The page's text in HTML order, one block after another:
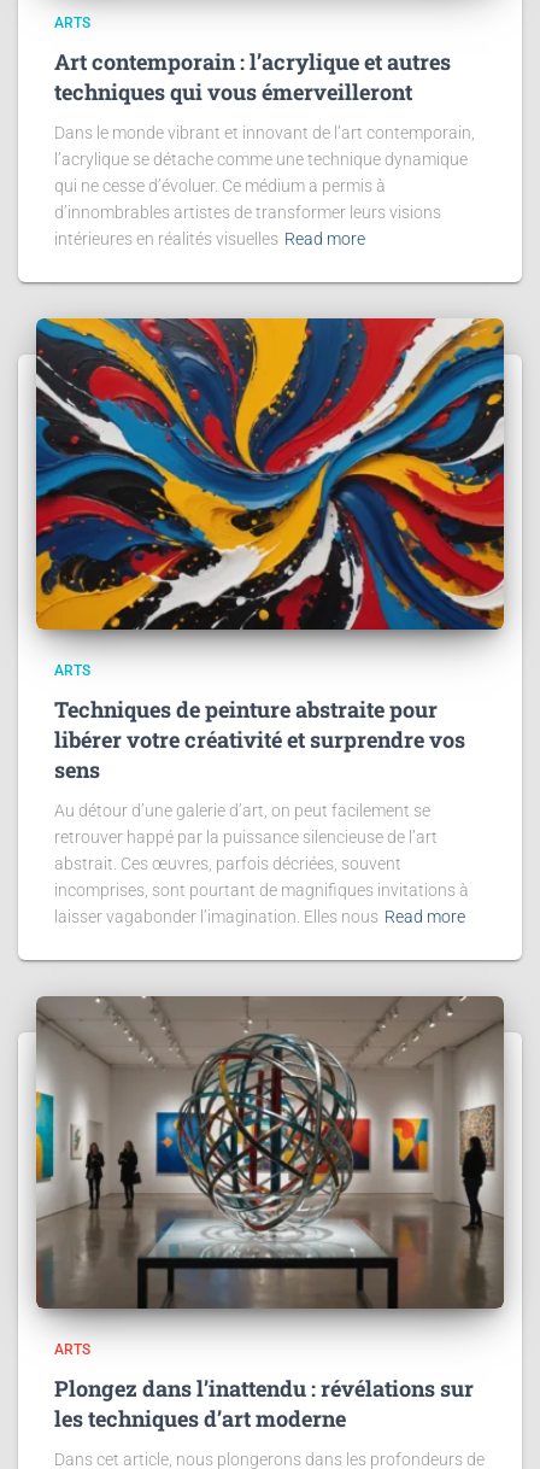
ARTS
Art contemporain : l’acrylique et autres
techniques qui vous émerveilleront
Dans le monde vibrant et innovant de l’art contemporain,
l’acrylique se détache comme une technique dynamique
qui ne cesse d’évoluer. Ce médium a permis à
d’innombrables artistes de transformer leurs visions
intérieures en réalités visuelles Read more
ARTS
Techniques de peinture abstraite pour
libérer votre créativité et surprendre vos
sens
Au détour d’une galerie d’art, on peut facilement se
retrouver happé par la puissance silencieuse de l’art
abstrait. Ces œuvres, parfois décriées, souvent
incomprises, sont pourtant de magnifiques invitations à
laisser vagabonder l’imagination. Elles nous Read more
ARTS
Plongez dans l’inattendu : révélations sur
les techniques d’art moderne
Dans cet article, nous plongerons dans les profondeurs de